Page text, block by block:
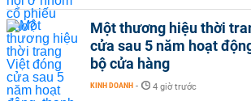
Một thương hiệu thời
cửa sau 5 năm hoạt
bộ cửa hàng
KINH DOANH - 4 giờ trước